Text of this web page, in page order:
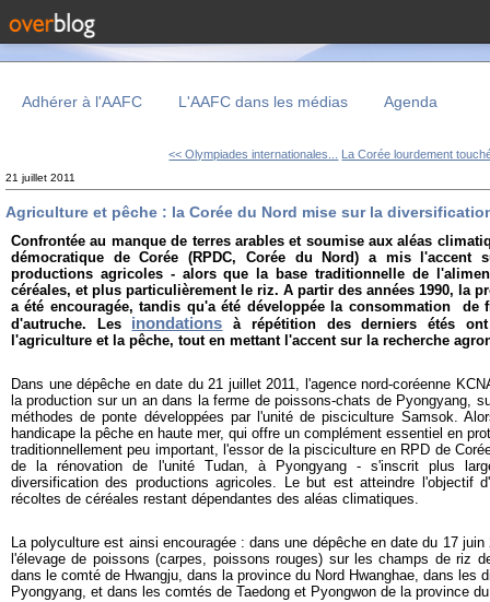
Adhérer à l'AAFC L'AAFC dans les médias Agenda
<< Olympiades internationales... La Corée lourdement
21 juillet 2011
Agriculture et pêche : la Corée du Nord mise sur la
Confrontée au manque de terres arables et soumise aux aléas
démocratique de Corée (RPDC, Corée du Nord) a mis l'accent
productions agricoles - alors que la base traditionnelle de
céréales, et plus particulièrement le riz. A partir des années 1990, la
a été encouragée, tandis qu'a été développée la consommation de
d'autruche. Les inondations à répétition des derniers étés
l'agriculture et la pêche, tout en mettant l'accent sur la recherche
Dans une dépêche en date du 21 juillet 2011, l'agence nord-coréenne
la production sur un an dans la ferme de poissons-chats de Pyongyang,
méthodes de ponte développées par l'unité de pisciculture Samsok.
handicape la pêche en haute mer, qui offre un complément essentiel en
traditionnellement peu important, l'essor de la pisciculture en RPD de
de la rénovation de l'unité Tudan, à Pyongyang - s'inscrit plus
diversification des productions agricoles. Le but est atteindre l'objectif
récoltes de céréales restant dépendantes des aléas climatiques.
La polyculture est ainsi encouragée : dans une dépêche en date du 17
l'élevage de poissons (carpes, poissons rouges) sur les champs de riz
dans le comté de Hwangju, dans la province du Nord Hwanghae, dans les
Pyongyang, et dans les comtés de Taedong et Pyongwon de la province